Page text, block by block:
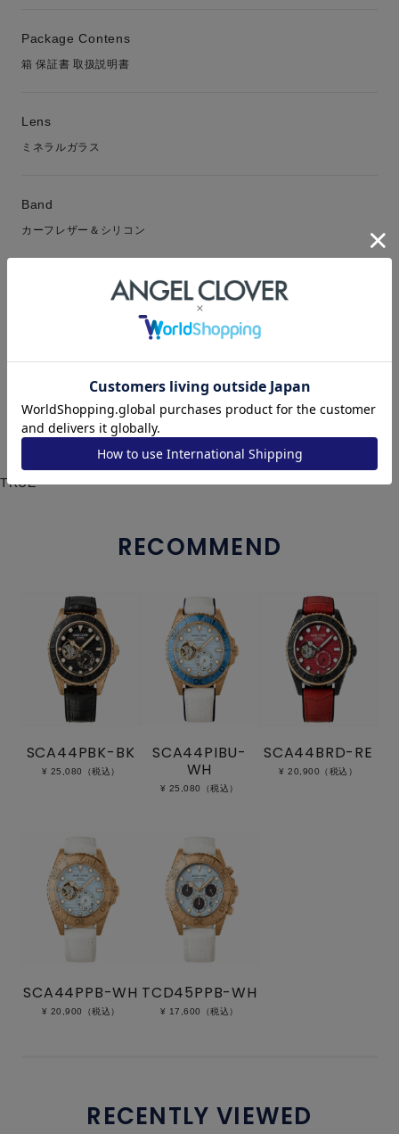
Package Contens
箱 保証書 取扱説明書
Lens
ミネラルガラス
Band
カーフレザー＆シリコン
TRUE
RECOMMEND
SCA44PBK-BK
¥ 25,080（税込）
SCA44PIBU-
WH
¥ 25,080（税込）
SCA44BRD-RE
¥ 20,900（税込）
SCA44PPB-WH
¥ 20,900（税込）
TCD45PPB-WH
¥ 17,600（税込）
RECENTLY VIEWED